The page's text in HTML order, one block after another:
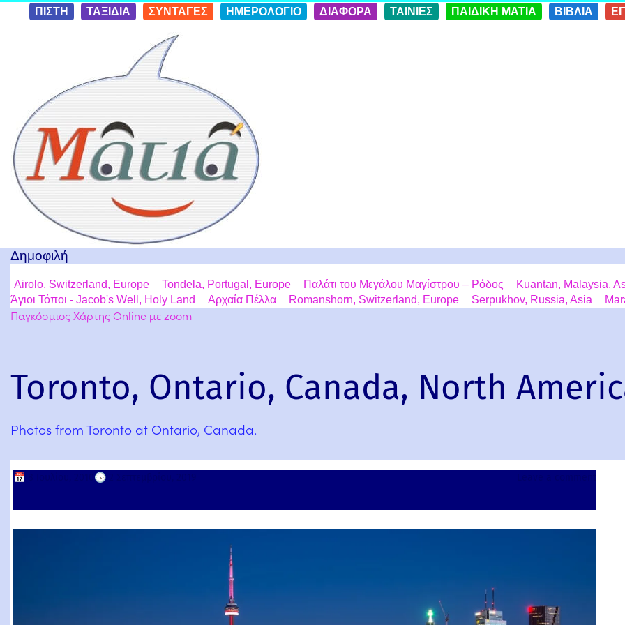
Skip to
conten
ΠΙΣΤΗ ΤΑΞΙΔΙΑ ΣΥΝΤΑΓΕΣ ΗΜΕΡΟΛΟΓΙΟ ΔΙΑΦΟΡΑ ΤΑΙΝΙΕΣ ΠΑΙΔΙΚΗ ΜΑΤΙΑ ΒΙΒΛΙΑ
Δημοφιλή
Airolo, Switzerland, Europe Tondela, Portugal, Europe Παλάτι του Μεγάλου Μαγίστρου – Ρόδος Kuantan, Malaysia,
Άγιοι Τόποι - Jacob's Well, Holy Land
Αρχαία Πέλλα Romanshorn, Switzerland, Europe Serpukhov, Russia, Asia
Παγκόσμιος Χάρτης Online με zoom
Toronto, Ontario, Canada, North
Photos from Toronto at Ontario, Canada.
📅 🕟